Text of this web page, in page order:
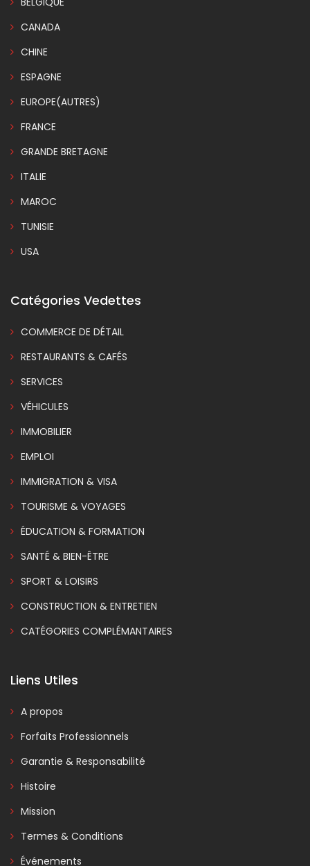
CANADA
CHINE
ESPAGNE
EUROPE(AUTRES)
FRANCE
GRANDE BRETAGNE
ITALIE
MAROC
TUNISIE
USA
Catégories Vedettes
COMMERCE DE DÉTAIL
RESTAURANTS & CAFÉS
SERVICES
VÉHICULES
IMMOBILIER
EMPLOI
IMMIGRATION & VISA
TOURISME & VOYAGES
ÉDUCATION & FORMATION
SANTÉ & BIEN-ÊTRE
SPORT & LOISIRS
CONSTRUCTION & ENTRETIEN
CATÉGORIES COMPLÉMANTAIRES
Liens Utiles
A propos
Forfaits Professionnels
Garantie & Responsabilité
Histoire
Mission
Termes & Conditions
Événements